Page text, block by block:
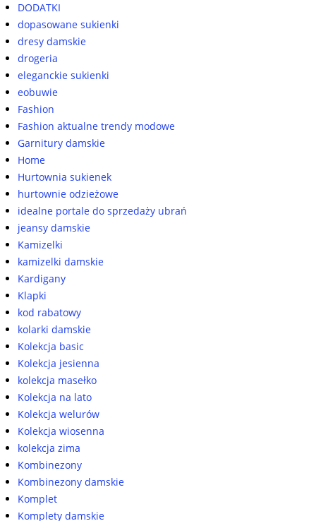
DODATKI
dopasowane sukienki
dresy damskie
drogeria
eleganckie sukienki
eobuwie
Fashion
Fashion aktualne trendy modowe
Garnitury damskie
Home
Hurtownia sukienek
hurtownie odzieżowe
idealne portale do sprzedaży ubrań
jeansy damskie
Kamizelki
kamizelki damskie
Kardigany
Klapki
kod rabatowy
kolarki damskie
Kolekcja basic
Kolekcja jesienna
kolekcja masełko
Kolekcja na lato
Kolekcja welurów
Kolekcja wiosenna
kolekcja zima
Kombinezony
Kombinezony damskie
Komplet
Komplety damskie